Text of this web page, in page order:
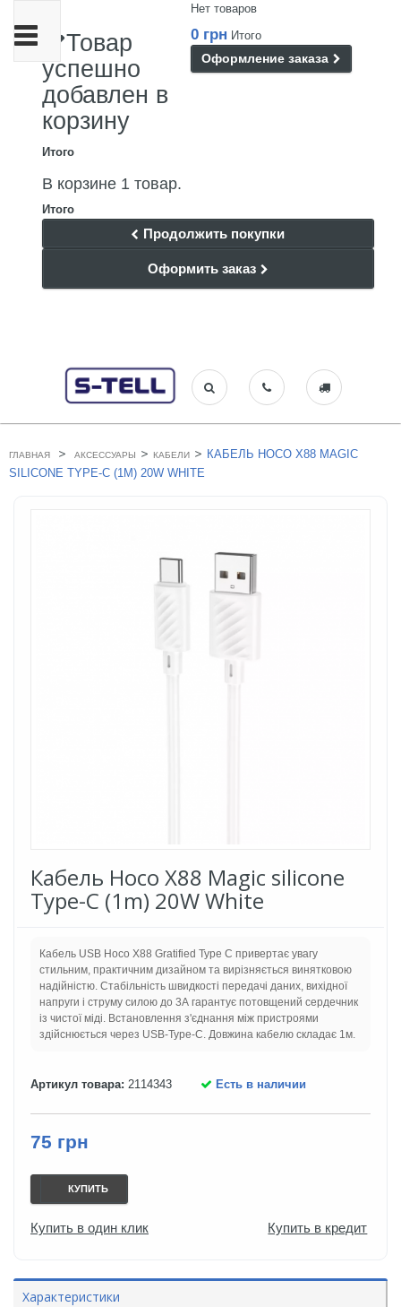
Нет товаров
0 грн Итого
Оформление заказа
Товар
успешно
добавлен в
корзину
Итого
В корзине 1 товар.
Итого
Продолжить покупки
Оформить заказ
Переключить
навигации
ГЛАВНАЯ > АКСЕССУАРЫ > КАБЕЛИ > КАБЕЛЬ HOCO X88 MAGIC
SILICONE TYPE-C (1M) 20W WHITE
Кабель Hoco X88 Magic silicone
Type-C (1m) 20W White
Кабель USB Hoco X88 Gratified Type C привертає увагу
стильним, практичним дизайном та вирізняється винятковою
надійністю. Стабільність швидкості передачі даних, вихідної
напруги і струму силою до 3А гарантує потовщений сердечник
із чистої міді. Встановлення з'єднання між пристроями
здійснюється через USB-Type-C. Довжина кабелю складає 1м.
Артикул товара: 2114343 Есть в наличии
75 грн
КУПИТЬ
Купить в один клик Купить в кредит
Характеристики